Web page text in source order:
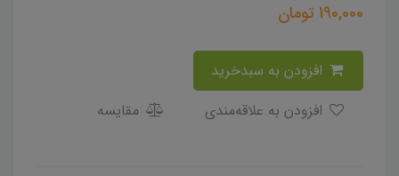
190,000 تومان
مقایسه